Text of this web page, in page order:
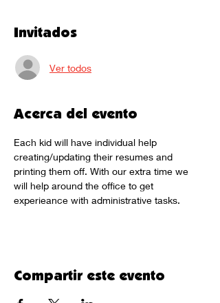
Invitados
Ver todos
Acerca del evento
Each kid will have individual help
creating/updating their resumes and
printing them off. With our extra time we
will help around the office to get
experieance with administrative tasks.
Compartir este evento